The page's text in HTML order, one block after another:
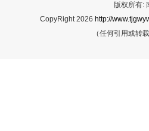
版权所有:
CopyRight 2026 http://
（任何引用或转